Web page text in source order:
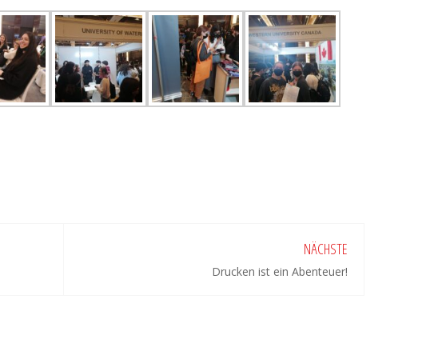
NÄCHSTE
Drucken ist ein Abenteuer!